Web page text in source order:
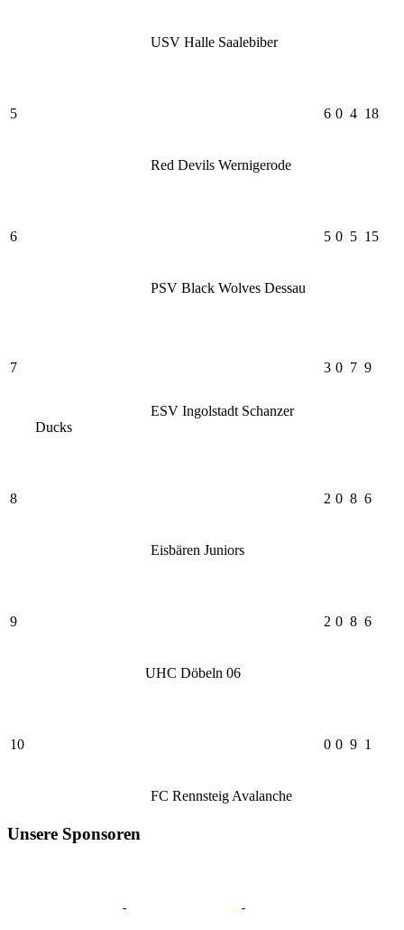
USV Halle Saalebiber
5
Red Devils Wernigerode
6 0 4 18
6
PSV Black Wolves Dessau
5 0 5 15
7
ESV Ingolstadt Schanzer
Ducks
3 0 7 9
8
Eisbären Juniors
2 0 8 6
9
UHC Döbeln 06
2 0 8 6
10
FC Rennsteig Avalanche
0 0 9 1
Unsere Sponsoren